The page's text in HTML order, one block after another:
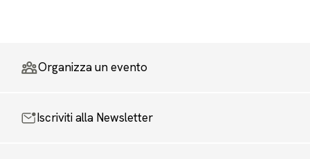
Organizza un evento
Iscriviti alla Newsletter